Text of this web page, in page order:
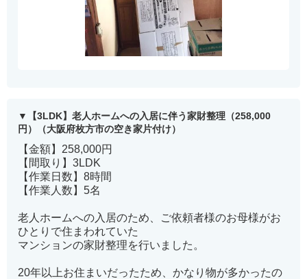
【3LDK】老人ホームへの入居に伴う家財整理（258,000
円）（大阪府枚方市の空き家片付け）
【金額】258,000円
【間取り】3LDK
【作業日数】8時間
【作業人数】5名
老人ホームへの入居のため、ご依頼者様のお母様がお
ひとりで住まわれていた
マンションの家財整理を行いました。
20年以上お住まいだったため、かなり物が多かったの